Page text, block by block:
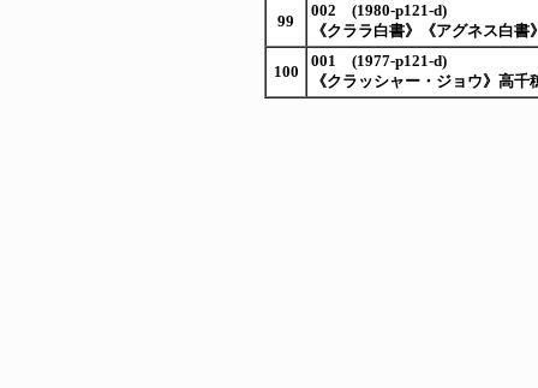
99
002 (1980-p121-d)
《クララ白書》《アグネス白
100
001 (1977-p121-d)
《クラッシャー・ジョウ》高千